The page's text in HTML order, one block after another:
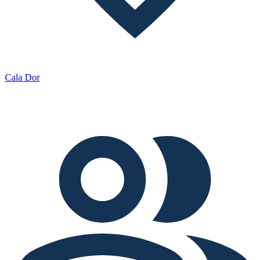
Cala Dor